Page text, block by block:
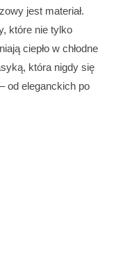
jest materiał.
które nie tylko
ciepło w chłodne
która nigdy się
od eleganckich po